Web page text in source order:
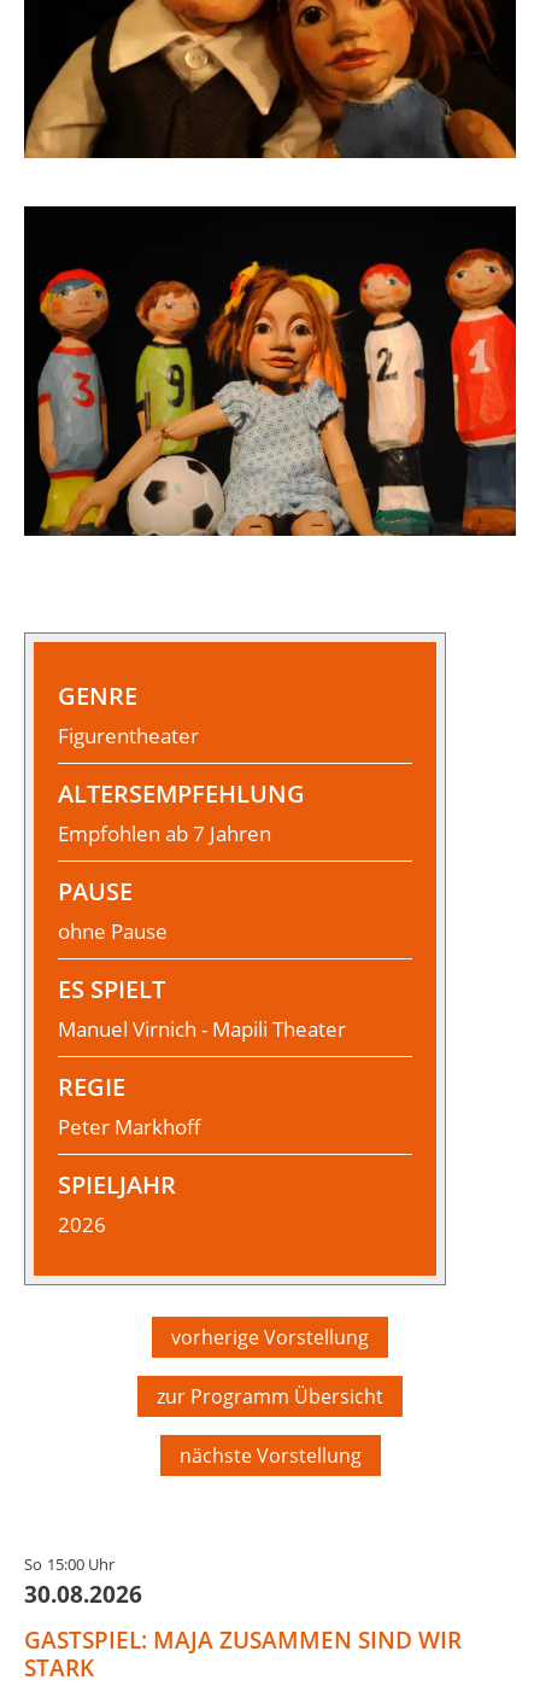
GENRE
Figurentheater
ALTERSEMPFEHLUNG
Empfohlen ab 7 Jahren
PAUSE
ohne Pause
ES SPIELT
Manuel Virnich - Mapili Theater
REGIE
Peter Markhoff
SPIELJAHR
2026
vorherige Vorstellung
zur Programm Übersicht
nächste Vorstellung
So 15:00 Uhr
30.08.2026
GASTSPIEL: MAJA ZUSAMMEN SIND WIR
STARK